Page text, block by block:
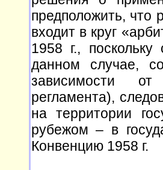
предположить,
входит в круг
1958 г.,
данном случае,
зависимости от
регламента),
на территории
рубежом – в
Конвенцию 1958 г.